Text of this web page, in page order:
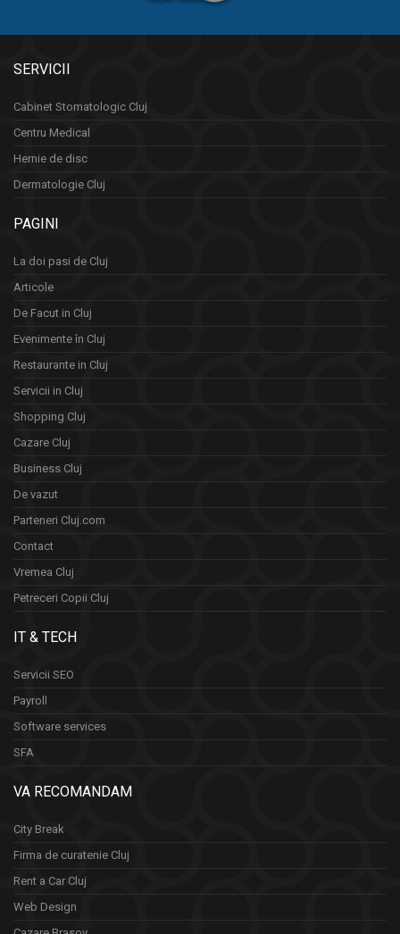
SERVICII
Cabinet Stomatologic Cluj
Centru Medical
Hernie de disc
Dermatologie Cluj
PAGINI
La doi pasi de Cluj
Articole
De Facut in Cluj
Evenimente în Cluj
Restaurante in Cluj
Servicii in Cluj
Shopping Cluj
Cazare Cluj
Business Cluj
De vazut
Parteneri Cluj.com
Contact
Vremea Cluj
Petreceri Copii Cluj
IT & TECH
Servicii SEO
Payroll
Software services
SFA
VA RECOMANDAM
City Break
Firma de curatenie Cluj
Rent a Car Cluj
Web Design